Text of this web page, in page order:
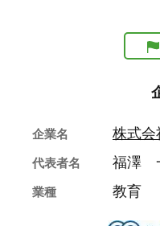
企業名 株式会
代表者名 福澤
業種 教育